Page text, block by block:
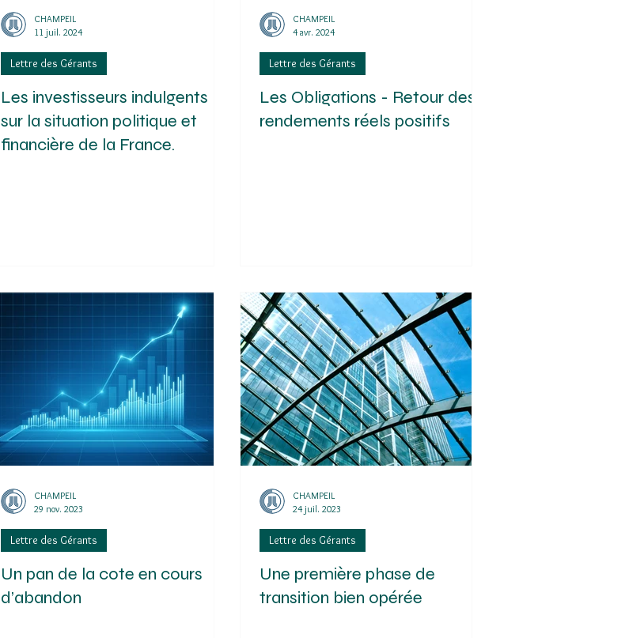
Les investisseurs indulgents
sur la situation politique et
financière de la France.
Lettre des Gérants
CHAMPEIL
11 juil. 2024
Les Obligations - Retour des
rendements réels positifs
Lettre des Gérants
CHAMPEIL
4 avr. 2024
Un pan de la cote en cours
d’abandon
Lettre des Gérants
CHAMPEIL
29 nov. 2023
Une première phase de
transition bien opérée
Lettre des Gérants
CHAMPEIL
24 juil. 2023